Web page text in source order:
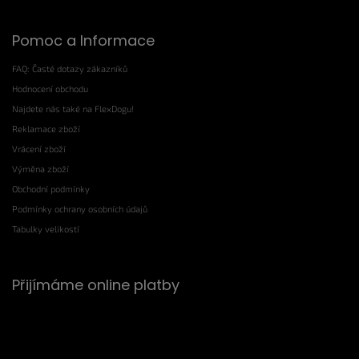
Pomoc a Informace
FAQ: Časté dotazy zákazníků
Hodnocení obchodu
Najdete nás také na FlexDogu!
Reklamace zboží
Vrácení zboží
Výměna zboží
Obchodní podmínky
Podmínky ochrany osobních údajů
Tabulky velikostí
Přijímáme online platby